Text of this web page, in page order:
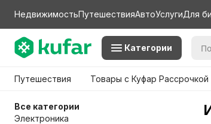
НедвижимостьПутешествияАвтоУслугиДля
Категории
Путешествия Товары с Куфар Рассрочкой
Все категории
Электроника